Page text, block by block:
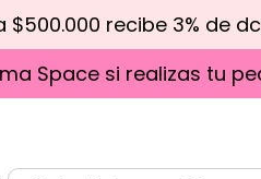
$500.000 recibe 3% de
Space si realizas tu